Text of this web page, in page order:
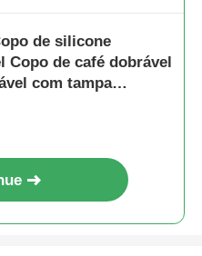
de silicone
Copo de café dobrável
com tampa